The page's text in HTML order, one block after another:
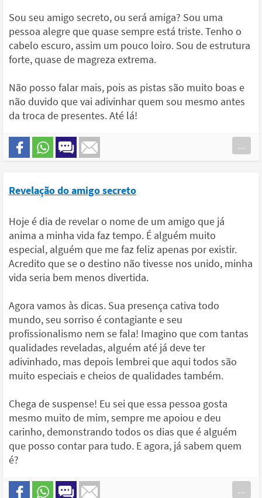
Sou seu amigo secreto, ou será amiga? Sou uma
pessoa alegre que quase sempre está triste. Tenho o
cabelo escuro, assim um pouco loiro. Sou de estrutura
forte, quase de magreza extrema.
Não posso falar mais, pois as pistas são muito boas e
não duvido que vai adivinhar quem sou mesmo antes
da troca de presentes. Até lá!
...
Revelação do amigo secreto
Hoje é dia de revelar o nome de um amigo que já
anima a minha vida faz tempo. É alguém muito
especial, alguém que me faz feliz apenas por existir.
Acredito que se o destino não tivesse nos unido, minha
vida seria bem menos divertida.
Agora vamos às dicas. Sua presença cativa todo
mundo, seu sorriso é contagiante e seu
profissionalismo nem se fala! Imagino que com tantas
qualidades reveladas, alguém até já deve ter
adivinhado, mas depois lembrei que aqui todos são
muito especiais e cheios de qualidades também.
Chega de suspense! Eu sei que essa pessoa gosta
mesmo muito de mim, sempre me apoiou e deu
carinho, demonstrando todos os dias que é alguém
que posso contar para tudo. E agora, já sabem quem
é?
...